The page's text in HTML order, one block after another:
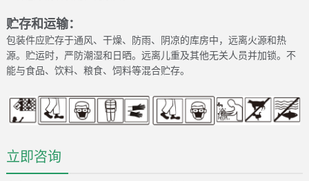
贮存和运输：
包装件应贮存于通风、干燥、防雨、阴凉的库房中，远离火源和热
源。贮运时，严防潮湿和日晒。远离儿重及其他无关人员并加锁。不
能与食品、饮料、粮食、饲料等混合贮存。
立即咨询